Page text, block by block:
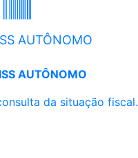
AUTÔNOMO
AUTÔNOMO
da situação fiscal.